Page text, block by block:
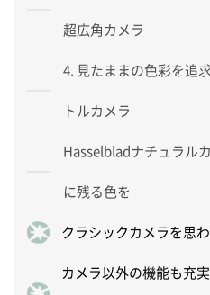
超広角カメラ
4. 見たままの色彩を追
トルカメラ
Hasselbladナチュラル
に残る色を
クラシックカメラを思
カメラ以外の機能も充